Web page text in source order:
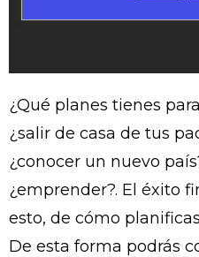
¿Qué planes tienes
¿salir de casa de tus
¿conocer un nuevo
¿emprender?. El éxito
esto, de cómo
De esta forma podrás